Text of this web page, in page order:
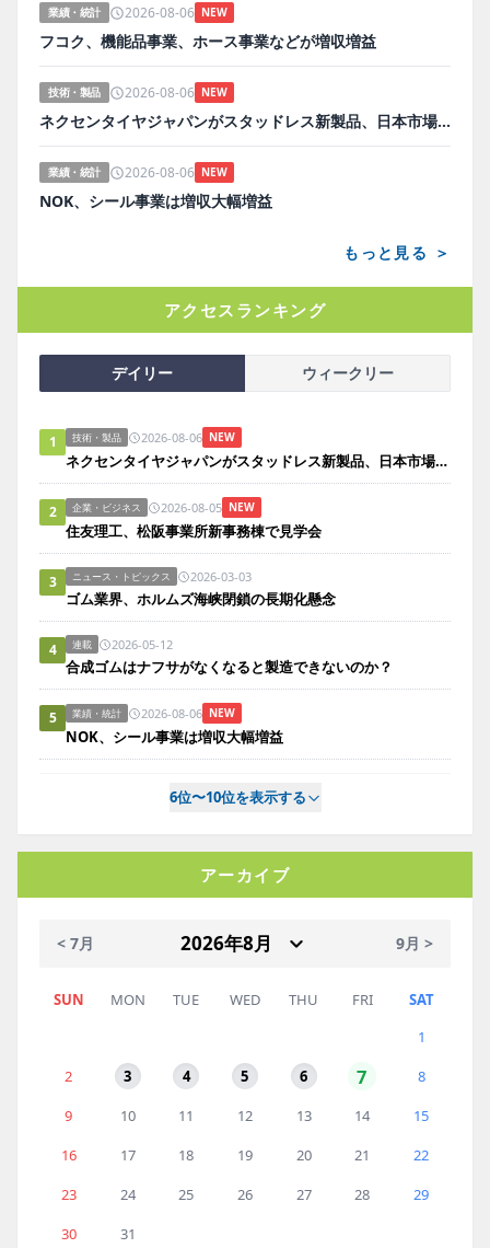
業績・統計 2026-08-06 NEW
フコク、機能品事業、ホース事業などが増収増益
技術・製品 2026-08-06 NEW
ネクセンタイヤジャパンがスタッドレス新製品、日本市場にらみ開発
業績・統計 2026-08-06 NEW
NOK、シール事業は増収大幅増益
もっと見る ＞
アクセスランキング
デイリー ウィークリー
1 技術・製品 2026-08-06 NEW
ネクセンタイヤジャパンがスタッドレス新製品、日本市場にらみ開発
2 企業・ビジネス 2026-08-05 NEW
住友理工、松阪事業所新事務棟で見学会
3 ニュース・トピックス 2026-03-03
ゴム業界、ホルムズ海峡閉鎖の長期化懸念
4 連載 2026-05-12
合成ゴムはナフサがなくなると製造できないのか？
5 業績・統計 2026-08-06 NEW
NOK、シール事業は増収大幅増益
6位〜10位を表示する
アーカイブ
< 7月 9月 >
SUN MON TUE WED THU FRI
SAT
1
2
3 4 5 6 7
8
9
10 11 12 13 14
15
16
17 18 19 20 21
22
23
24 25 26 27 28
29
30
31